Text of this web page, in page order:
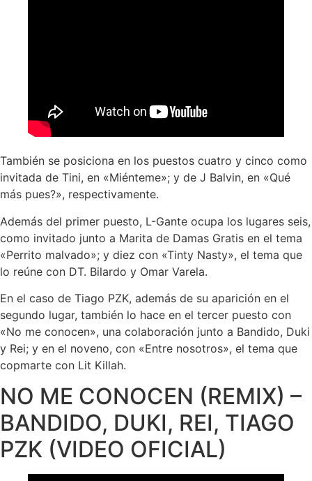
También se posiciona en los puestos cuatro y cinco como
invitada de Tini, en «Miénteme»; y de J Balvin, en «Qué
más pues?», respectivamente.
Además del primer puesto, L-Gante ocupa los lugares seis,
como invitado junto a Marita de Damas Gratis en el tema
«Perrito malvado»; y diez con «Tinty Nasty», el tema que
lo reúne con DT. Bilardo y Omar Varela.
En el caso de Tiago PZK, además de su aparición en el
segundo lugar, también lo hace en el tercer puesto con
«No me conocen», una colaboración junto a Bandido, Duki
y Rei; y en el noveno, con «Entre nosotros», el tema que
copmarte con Lit Killah.
NO ME CONOCEN (REMIX) –
BANDIDO, DUKI, REI, TIAGO
PZK (VIDEO OFICIAL)